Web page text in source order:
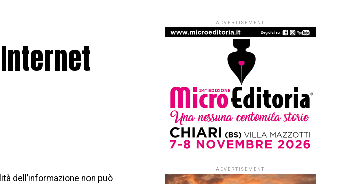
dell’informazione non può
ADVERTISEMENT
ADVERTISEMENT